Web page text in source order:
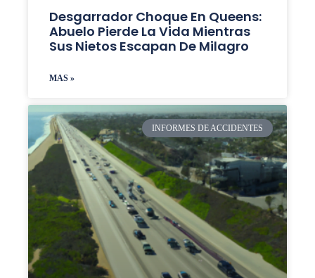
Desgarrador Choque En Queens:
Abuelo Pierde La Vida Mientras
Sus Nietos Escapan De Milagro
MAS »
INFORMES DE ACCIDENTES